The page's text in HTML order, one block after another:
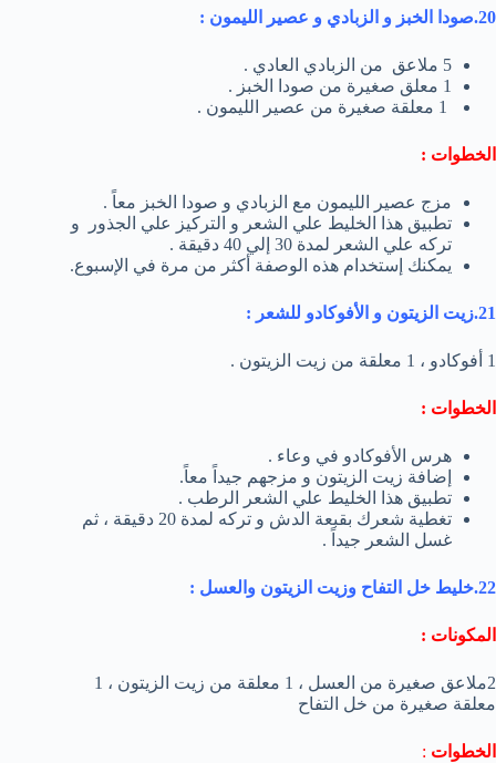
20.صودا الخبز و الزبادي و عصير الليمون :
5 ملاعق من الزبادي العادي .
1 معلق صغيرة من صودا الخبز .
الخطوات :
مزج عصير الليمون مع الزبادي و صودا الخبز معاً .
تطبيق هذا الخليط علي الشعر و التركيز علي الجذور و
تركه علي الشعر لمدة 30 إلي 40 دقيقة .
يمكنك إستخدام هذه الوصفة أكثر من مرة في الإسبوع.
21.زيت الزيتون و الأفوكادو للشعر :
1 أفوكادو ، 1 معلقة من زيت الزيتون .
الخطوات :
هرس الأفوكادو في وعاء .
إضافة زيت الزيتون و مزجهم جيداً معاً.
تطبيق هذا الخليط علي الشعر الرطب .
تغطية شعرك بقبعة الدش و تركه لمدة 20 دقيقة ، ثم
غسل الشعر جيداً .
22.خليط خل التفاح وزيت الزيتون والعسل :
المكونات :
2ملاعق صغيرة من العسل ، 1 معلقة من زيت الزيتون ، 1
معلقة صغيرة من خل التفاح
الخطوات :